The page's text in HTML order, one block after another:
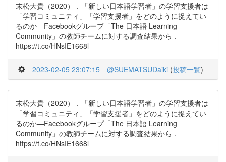
末松大貴（2020）．「新しい日本語学習者」の学習支援者は
「学習コミュニティ」「学習支援者」をどのように捉えてい
るのか―Facebookグループ「The 日本語 Learning
Community」の教師チームに対する調査結果から．
https://t.co/HNsIE1668l
2023-02-05 23:07:15 @SUEMATSUDaiki (投稿一覧)
末松大貴（2020）．「新しい日本語学習者」の学習支援者は
「学習コミュニティ」「学習支援者」をどのように捉えてい
るのか―Facebookグループ「The 日本語 Learning
Community」の教師チームに対する調査結果から．
https://t.co/HNsIE1668l